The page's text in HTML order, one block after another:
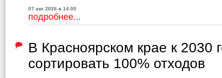
07 авг 2026 в 14:00
подробнее...
В Красноярском крае к 2030
сортировать 100% отходов